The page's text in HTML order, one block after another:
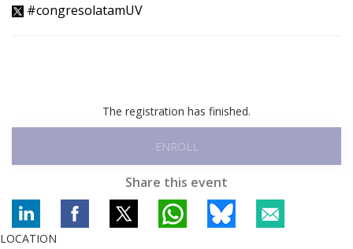
#congresolatamUV
The registration has finished.
ENROLL
Share this event
LOCATION